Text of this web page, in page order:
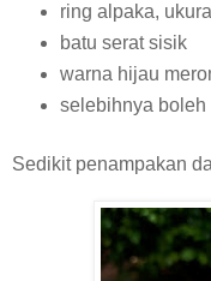
ring alpaka,
batu serat sisik
warna hijau
selebihnya boleh
Sedikit penampakan